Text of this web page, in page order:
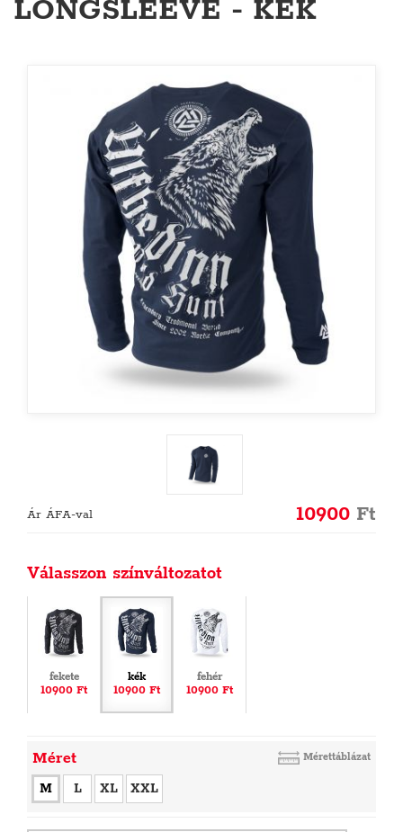
LONGSLEEVE - KÉK
Ár ÁFA-val 10900 Ft
Válasszon színváltozatot
fekete
10900 Ft
kék
10900 Ft
fehér
10900 Ft
Méret Mérettáblázat
M L XL XXL